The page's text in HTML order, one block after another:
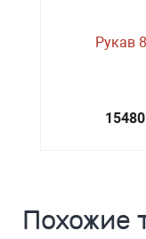
Рукав
Похожие